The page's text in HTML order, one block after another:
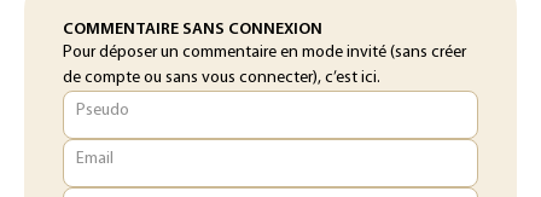
COMMENTAIRE SANS CONNEXION
Pour déposer un commentaire en mode invité (sans créer
de compte ou sans vous connecter), c’est ici.
Pseudo
Email